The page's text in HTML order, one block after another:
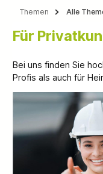
Themen Alle
Für
Bei uns finden Sie
Profis als auch für